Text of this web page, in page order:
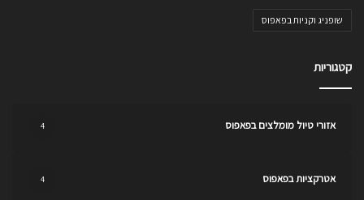
שופניג וקניות בפאפוס
קטגוריות
אזורי טיול מומלצים בפאפוס 4
אטרקציות בפאפוס 4